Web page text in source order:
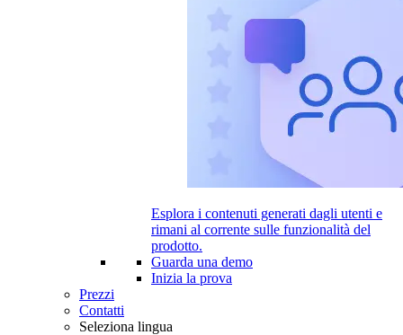
Esplora i contenuti generati dagli utenti e
rimani al corrente sulle funzionalità del
prodotto.
Guarda una demo
Inizia la prova
Prezzi
Contatti
Seleziona lingua